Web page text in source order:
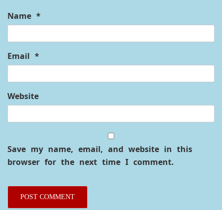
Name *
Email *
Website
Save my name, email, and website in this
browser for the next time I comment.